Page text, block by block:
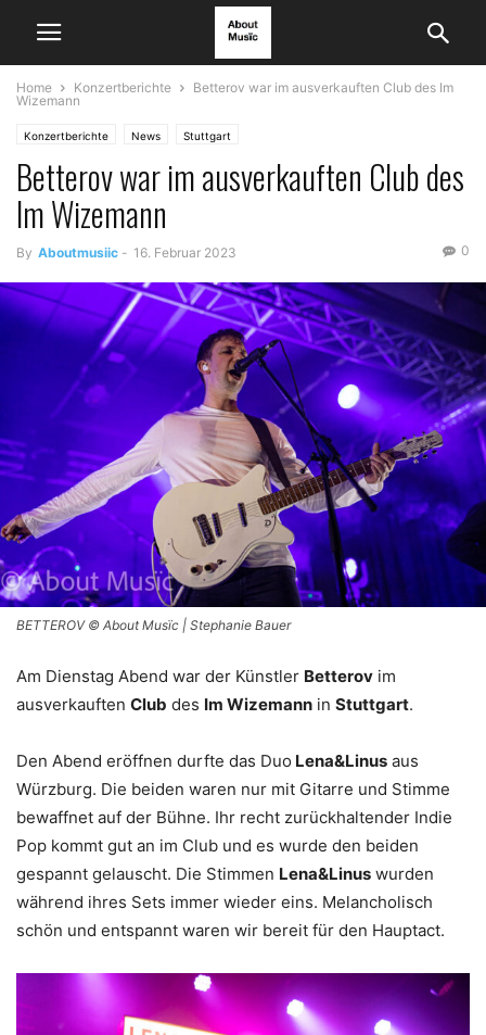
Home Konzertberichte
Betterov war im ausverkauften Club des Im
Wizemann
Konzertberichte News Stuttgart
Betterov war im ausverkauften Club des
Im Wizemann
By Aboutmusiic - 16. Februar 2023 0
BETTEROV © About Musïc | Stephanie Bauer
Am Dienstag Abend war der Künstler Betterov im
ausverkauften Club des Im Wizemann in Stuttgart.
Den Abend eröffnen durfte das Duo Lena&Linus aus
Würzburg. Die beiden waren nur mit Gitarre und Stimme
bewaffnet auf der Bühne. Ihr recht zurückhaltender Indie
Pop kommt gut an im Club und es wurde den beiden
gespannt gelauscht. Die Stimmen Lena&Linus wurden
während ihres Sets immer wieder eins. Melancholisch
schön und entspannt waren wir bereit für den Hauptact.